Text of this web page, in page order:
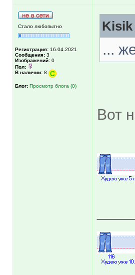
Стало любопытно
Регистрация: 16.04.2021
Сообщения: 3
Изображений: 0
Пол:
В наличии: 8
Блог: Просмотр блога (0)
Kisik
...
Вот